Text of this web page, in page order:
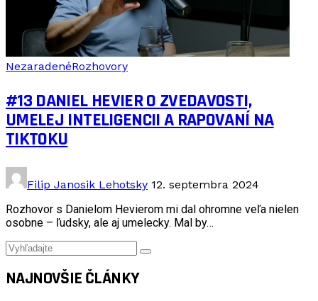
NezaradenéRozhovory
#13 DANIEL HEVIER O ZVEDAVOSTI,
UMELEJ INTELIGENCII A RAPOVANÍ NA
TIKTOKU
Filip Janosik Lehotsky 12. septembra 2024
Rozhovor s Danielom Hevierom mi dal ohromne veľa nielen
osobne – ľudsky, ale aj umelecky. Mal by…
NAJNOVŠIE ČLÁNKY